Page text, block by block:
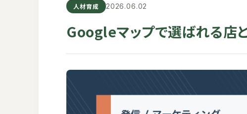
人材育成 2026.06.02
Googleマップで選ばれる店